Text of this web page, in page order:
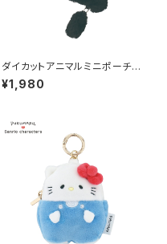
ダイカットアニマルミニポーチ
（カラビナ付き） 黒猫/クロネコ
GPO0407-A
¥1,980